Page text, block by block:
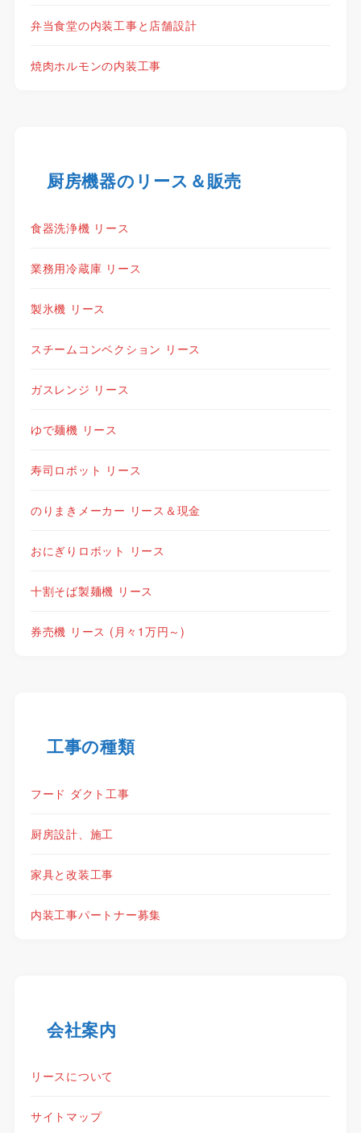
弁当食堂の内装工事と店舗設計
焼肉ホルモンの内装工事
厨房機器のリース＆販売
食器洗浄機 リース
業務用冷蔵庫 リース
製氷機 リース
スチームコンベクション リース
ガスレンジ リース
ゆで麺機 リース
寿司ロボット リース
のりまきメーカー リース＆現金
おにぎりロボット リース
十割そば製麺機 リース
券売機 リース (月々1万円～)
工事の種類
フード ダクト工事
厨房設計、施工
家具と改装工事
内装工事パートナー募集
会社案内
リースについて
サイトマップ